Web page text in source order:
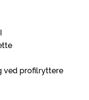
ved profilryttere